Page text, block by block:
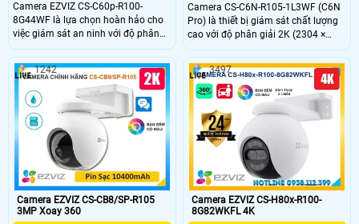
Camera EZVIZ CS-C60p-R100-
8G44WF là lựa chọn hoàn hảo cho
việc giám sát an ninh với độ phân
giải 2K+ sắc nét và góc nhìn rộng
lên đến 93°. Sản phẩm được trang bị
công nghệ AI thông minh giúp phát
hiện và theo dõi chuyển động, cùng
khả năng đàm thoại hai chiều tiện
lợi. Với tầm nhìn ban đêm lên đến
10m và khả năng kết nối Wi-Fi băng
kép (2
Camera CS-C6N-R105-1L3WF (C6N
Pro) là thiết bị giám sát chất lượng
cao với độ phân giải 2K (2304 ×
1296) mang lại hình ảnh sắc nét và
chi tiết Camera có khả năng quay
xoay 360 độ đàm thoại 2 chiều tích
hợp nút gọi điện cảm ứng tiện lợi
giúp bạn dễ dàng tương tác từ xa
Camera EZVIZ CS-CB8/SP-R105
3MP Xoay 360
1242
Camera EZVIZ CS-H80x-R100-
8G82WKFL 4K
3497